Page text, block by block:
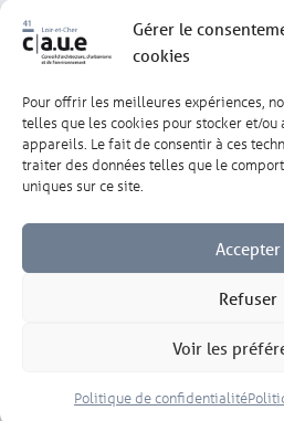
Gérer le
cookies
Pour offrir les meilleures expériences,
telles que les cookies pour stocker et/
appareils. Le fait de consentir à ces
traiter des données telles que le
uniques sur ce site.
Accepter
Refuser
Voir les
Politique de confidentialité
Mentions légales Politique
Lexique Réalisation :